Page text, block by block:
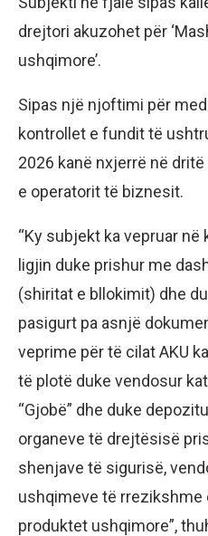
drejtori akuzohet për
ushqimore’.
Sipas një njoftimi për
kontrollet e fundit të
2026 kanë nxjerrë në
e operatorit të biznesit.
“Ky subjekt ka vepruar
ligjin duke prishur me
(shiritat e bllokimit) dhe
pasigurt pa asnjë
veprime për të cilat AKU
të plotë duke vendosur
“Gjobë” dhe duke
organeve të drejtësisë
shenjave të sigurisë,
ushqimeve të rrezikshme
produktet ushqimore”,